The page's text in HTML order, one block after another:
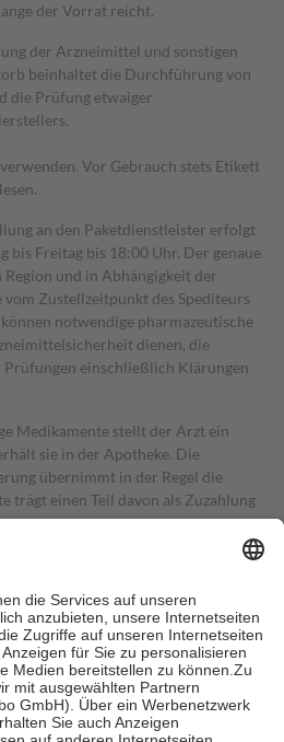
der Vorrat reicht.
der Arzneimittel und sonstigen
beinhaltet die Durchführung von
die Prüfung etwaiger
Vor Gebrauch stets Etikett
an den Paketdienstleister erfolgt
bis Freitag bis 18:00 Uhr. Der genaue
und in Abhängigkeit der
Zustellzeitpunkt des Spediteurs
notwendige pharmazeutische
dienen, die
einschließlich Klärungen
Medikamente stellt der Arzt ein
sie in der Apotheke. Die
übernimmt in der Regel die
trägt einen Teil davon als Zuzahlung
Zuzahlungen in Höhe von zehn
jedoch nie mehr als die tatsächlichen
auch für Online-Apotheken.
Krankenpflege beträgt die
sowie zehn Euro je
für ihre eigene Gesundheit zu